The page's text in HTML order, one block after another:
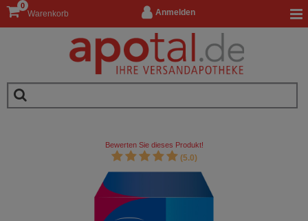
Anmelden
Warenkorb
0
Bewerten Sie dieses Produkt!
(5.0)